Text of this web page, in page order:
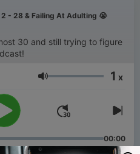
2 - 28 & Failing At Adulting 😭
30 and still trying to figure
音量 1 x
00:00